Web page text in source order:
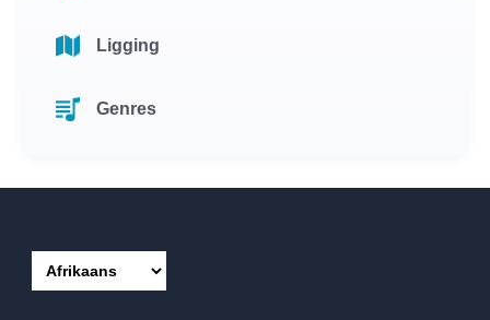
Ligging
Genres